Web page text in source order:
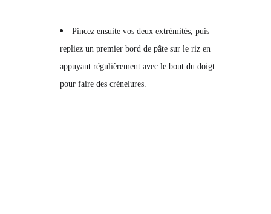
Pincez ensuite vos deux extrémités, puis
repliez un premier bord de pâte sur le riz en
appuyant régulièrement avec le bout du doigt
pour faire des crénelures.